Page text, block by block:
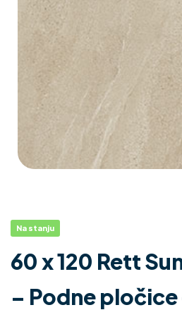
Na stanju
60 x 120 Rett
– Podne pločice